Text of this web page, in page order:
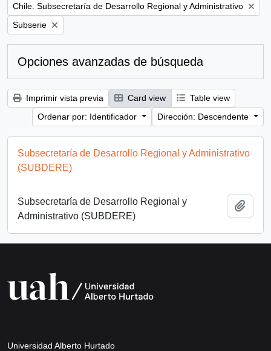
Remove filter:
Chile. Subsecretaría de Desarrollo Regional y Administrativo
Remove filter:
Subserie
Opciones avanzadas de búsqueda
Imprimir vista previa Card view
Table view
Ordenar por: Identificador
Dirección: Descendente
Subsecretaría de Desarrollo Regional y Administrativo
(SUBDERE)
Subsecretaría de Desarrollo Regional y
Administrativo (SUBDERE)
Universidad Alberto Hurtado